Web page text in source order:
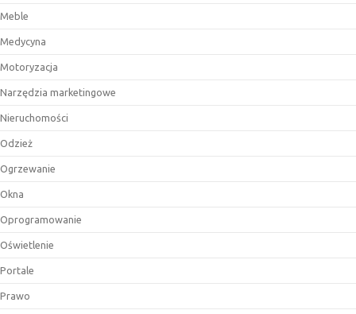
Meble
Medycyna
Motoryzacja
Narzędzia marketingowe
Nieruchomości
Odzież
Ogrzewanie
Okna
Oprogramowanie
Oświetlenie
Portale
Prawo